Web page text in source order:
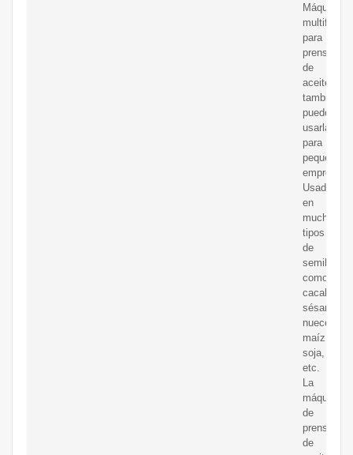
Máquina
para
prensas
de
aceite,
también
puede
usarla
para
pequeñas
empresas
Usado
en
muchos
tipos
de
semillas,
como
sésamo,
nueces,
maíz,
soja,
etc.
La
máquina
de
prensa
de